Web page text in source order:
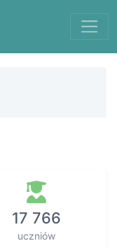
17 766
uczniów